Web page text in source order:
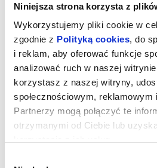
Niniejsza strona korzysta z
Wykorzystujemy pliki cookie w
zgodnie z Polityką cookies, do
i reklam, aby oferować funkcje
analizować ruch w naszej
korzystasz z naszej witryny,
społecznościowym, reklamowym
Partnerzy mogą połączyć te
otrzymanymi od Ciebie lub